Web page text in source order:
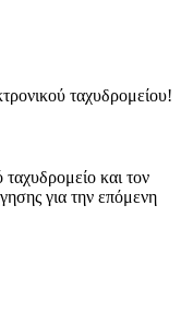
ταχυδρομείου!
και τον
για την επόμενη